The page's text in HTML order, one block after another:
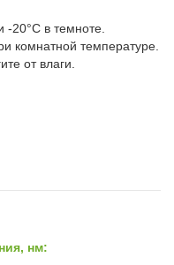
-20°C в темноте.
комнатной температуре.
от влаги.
нм: